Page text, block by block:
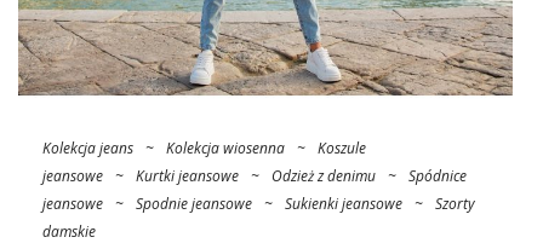
Kolekcja jeans ~ Kolekcja wiosenna ~ Koszule
jeansowe ~ Kurtki jeansowe ~ Odzież z denimu ~ Spódnice
jeansowe ~ Spodnie jeansowe ~ Sukienki jeansowe ~ Szorty
damskie